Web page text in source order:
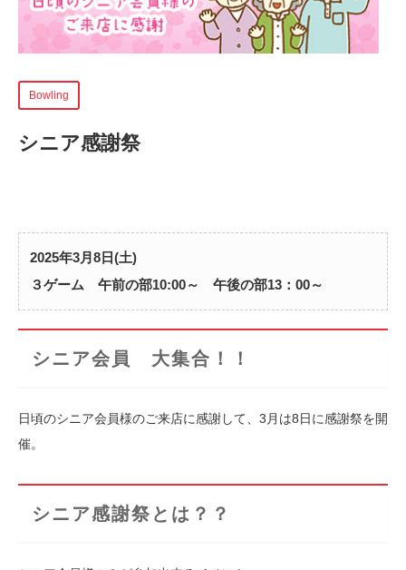
Bowling
シニア感謝祭
2025年3月8日(土)
３ゲーム 午前の部10:00～ 午後の部13：00～
シニア会員 大集合！！
日頃のシニア会員様のご来店に感謝して、3月は8日に感謝祭を開
催。
シニア感謝祭とは？？